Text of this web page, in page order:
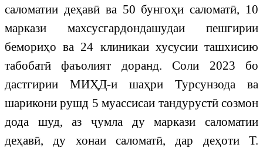
саломатии деҳавӣ ва 50 бунгоҳи саломатӣ, 10
маркази махсусгардондашудаи пешгирии
бемориҳо ва 24 клиникаи хусусии ташхисию
табобатӣ фаъолият доранд. Соли 2023 бо
дастгирии МИҲД-и шаҳри Турсунзода ва
шарикони рушд 5 муассисаи тандурустӣ созмон
дода шуд, аз ҷумла ду маркази саломатии
деҳавӣ, ду хонаи саломатӣ, дар деҳоти Т.